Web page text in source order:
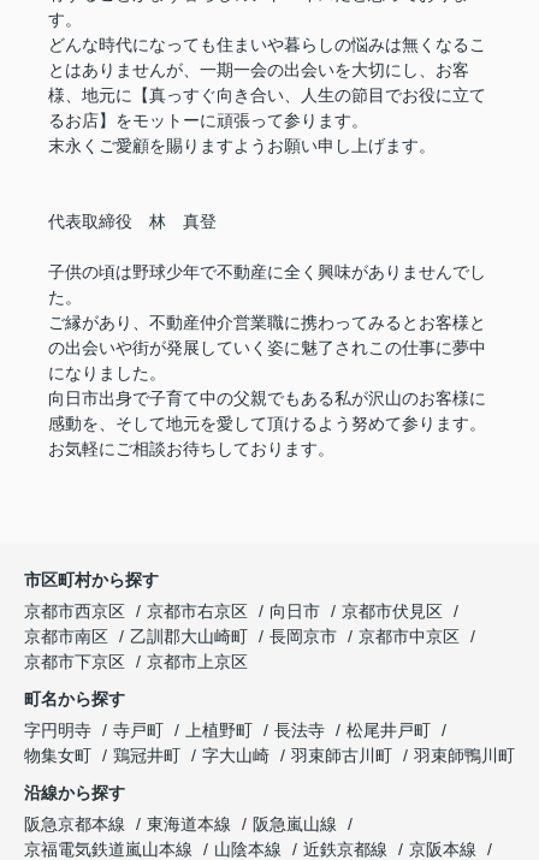
す。
どんな時代になっても住まいや暮らしの悩みは無くなるこ
とはありませんが、一期一会の出会いを大切にし、お客
様、地元に【真っすぐ向き合い、人生の節目でお役に立て
るお店】をモットーに頑張って参ります。
末永くご愛顧を賜りますようお願い申し上げます。
代表取締役 林 真登
子供の頃は野球少年で不動産に全く興味がありませんでし
た。
ご縁があり、不動産仲介営業職に携わってみるとお客様と
の出会いや街が発展していく姿に魅了されこの仕事に夢中
になりました。
向日市出身で子育て中の父親でもある私が沢山のお客様に
感動を、そして地元を愛して頂けるよう努めて参ります。
お気軽にご相談お待ちしております。
市区町村から探す
京都市西京区
京都市右京区 向日市
京都市伏見区
京都市南区
乙訓郡大山崎町 長岡京市
京都市中京区
京都市下京区
京都市上京区
町名から探す
字円明寺
寺戸町 上植野町 長法寺
松尾井戸町
物集女町
鶏冠井町 字大山崎 羽束師古川町
羽束師鴨川町
沿線から探す
阪急京都本線
東海道本線
阪急嵐山線
京福電気鉄道嵐山本線
山陰本線 近鉄京都線
京阪本線